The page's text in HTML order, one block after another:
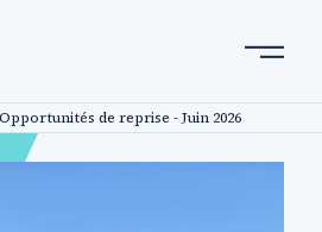
Opportunités de reprise - Juin 2026